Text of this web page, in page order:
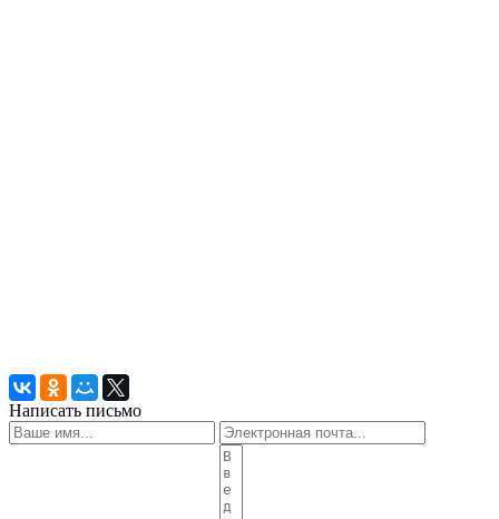
Написать письмо